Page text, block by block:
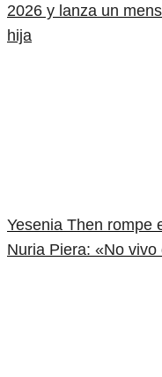
2026 y lanza un
hija
Yesenia Then rompe
Nuria Piera: «No vivo